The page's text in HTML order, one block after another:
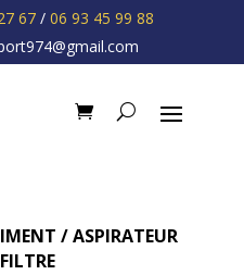
67 /06 93 45 99 88
/ ASPIRATEUR